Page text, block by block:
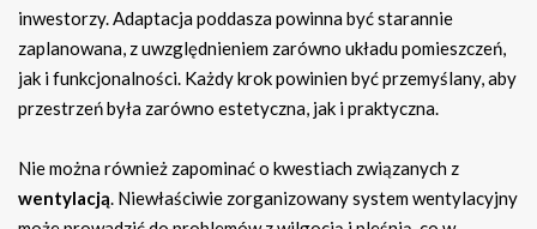
inwestorzy. Adaptacja poddasza powinna być starannie
zaplanowana, z uwzględnieniem zarówno układu pomieszczeń,
jak i funkcjonalności. Każdy krok powinien być przemyślany, aby
przestrzeń była zarówno estetyczna, jak i praktyczna.
Nie można również zapominać o kwestiach związanych z
wentylacją. Niewłaściwie zorganizowany system wentylacyjny